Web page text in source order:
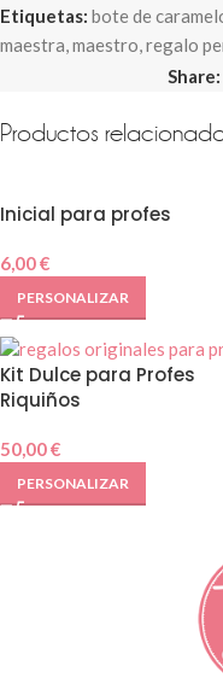
Etiquetas: bote de
maestra,maestro,regalo
Share:
Productos
Inicial para profes
6,00€
PERSONALIZAR
Kit Dulce para Profes
Riquiños
50,00€
PERSONALIZAR